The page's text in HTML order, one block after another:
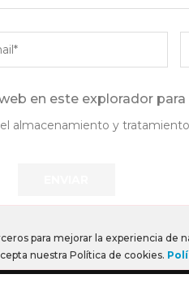
en este explorador
almacenamiento y
para mejorar la experiencia
nuestra Política de cookies.